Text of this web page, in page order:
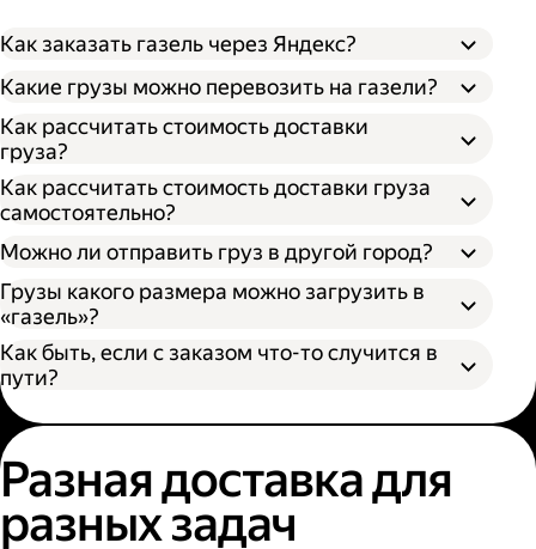
Как заказать газель через Яндекс?
Какие грузы можно перевозить на газели?
Как рассчитать стоимость доставки
груза?
Как рассчитать стоимость доставки груза
самостоятельно?
Можно ли отправить груз в другой город?
Грузы какого размера можно загрузить в
«газель»?
Как быть, если с заказом что-то случится в
пути?
Разная доставка для
разных задач